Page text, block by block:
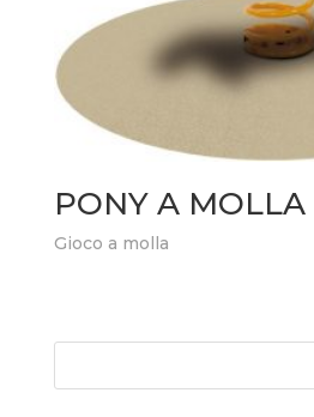
PONY A MOLLA
Gioco a molla